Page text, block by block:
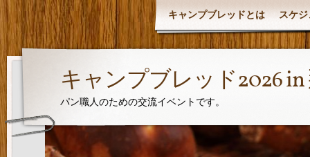
キャンプブレッドとは スケ
キャンプブレッド2026
パン職人のための交流イベントです。